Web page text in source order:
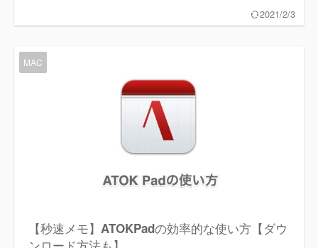
2021/2/3
MAC
【秒速メモ】ATOKPadの効率的な使い方【ダウ